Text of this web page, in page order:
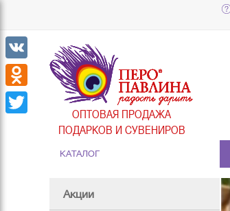
ОПТОВАЯ ПРОДАЖА
ПОДАРКОВ И СУВЕНИРОВ
КАТАЛОГ
Акции
VK
Odnoklassniki